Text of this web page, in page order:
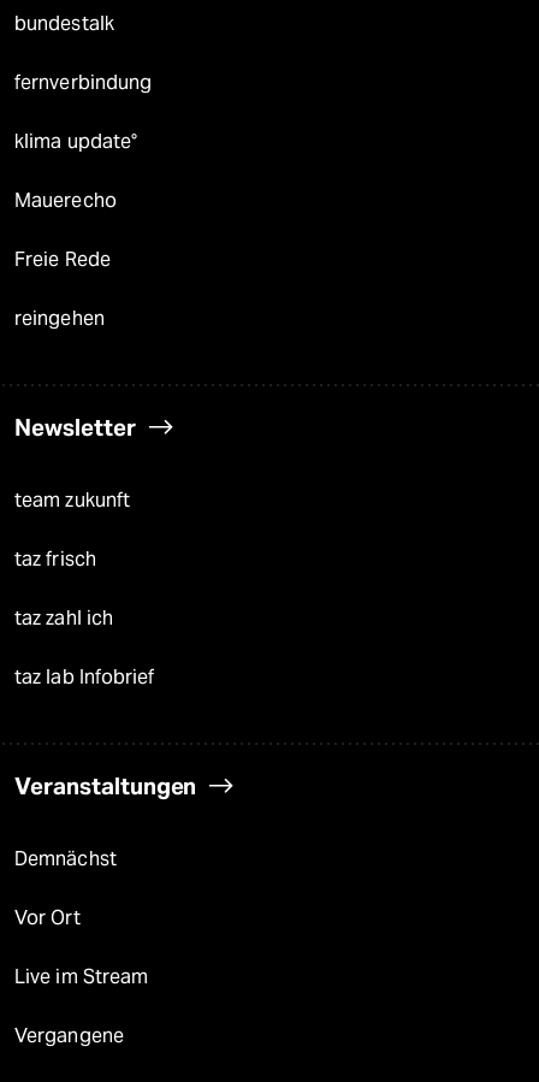
bundestalk
fernverbindung
klima update°
Mauerecho
Freie Rede
reingehen
Newsletter
team zukunft
taz frisch
taz zahl ich
taz lab Infobrief
Veranstaltungen
Demnächst
Vor Ort
Live im Stream
Vergangene